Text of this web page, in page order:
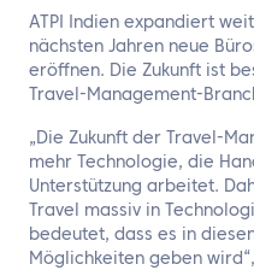
ATPI Indien expandiert
nächsten Jahren neue
eröffnen. Die Zukunft ist
Travel-Management-
„Die Zukunft der Travel-
mehr Technologie, die
Unterstützung arbeitet.
Travel massiv in
bedeutet, dass es in
Möglichkeiten geben